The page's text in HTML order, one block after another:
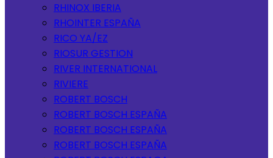
RHINOX IBERIA
RHOINTER ESPAÑA
RICO YA/EZ
RIOSUR GESTION
RIVER INTERNATIONAL
RIVIERE
ROBERT BOSCH
ROBERT BOSCH ESPAÑA
ROBERT BOSCH ESPAÑA
ROBERT BOSCH ESPAÑA